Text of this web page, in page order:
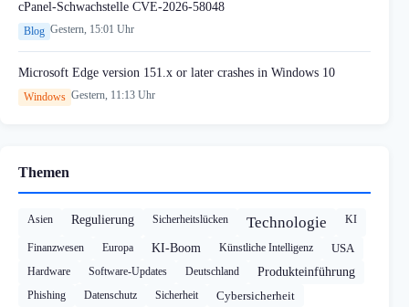
cPanel-Schwachstelle CVE-2026-58048
Blog Gestern, 15:01 Uhr
Microsoft Edge version 151.x or later crashes in Windows 10
Windows Gestern, 11:13 Uhr
Themen
Asien Regulierung Sicherheitslücken Technologie KI
Finanzwesen Europa KI-Boom Künstliche Intelligenz USA
Hardware Software-Updates Deutschland Produkteinführung
Phishing Datenschutz Sicherheit Cybersicherheit